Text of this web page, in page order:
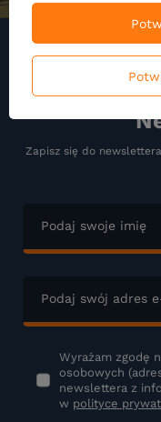
Zapisz
Zapisz się do
Podaj swoje imię
Podaj swój adres
Wyrażam zgodę
osobowych
newslettera z
w polityce